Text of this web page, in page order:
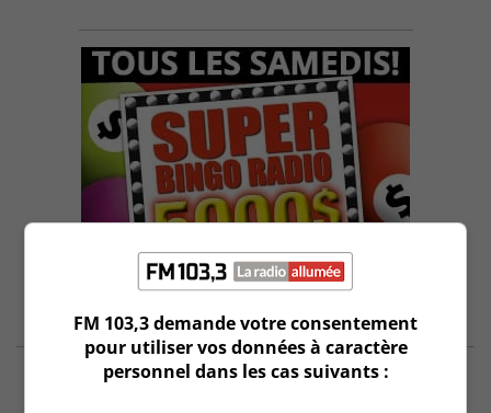
FM 103,3 demande votre consentement
pour utiliser vos données à caractère
personnel dans les cas suivants :